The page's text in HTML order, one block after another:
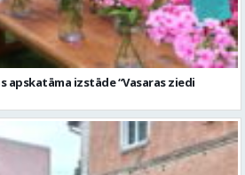
apskatāma izstāde “Vasaras ziedi